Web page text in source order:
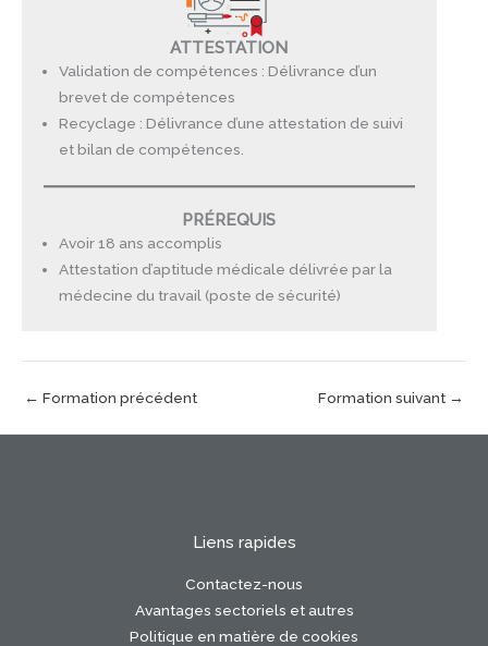
ATTESTATION
Validation de compétences : Délivrance d’un
brevet de compétences
Recyclage : Délivrance d’une attestation de suivi
et bilan de compétences.
PRÉREQUIS
Avoir 18 ans accomplis
Attestation d’aptitude médicale délivrée par la
médecine du travail (poste de sécurité)
← Formation précédent Formation suivant →
Liens rapides
Contactez-nous
Avantages sectoriels et autres
Politique en matière de cookies